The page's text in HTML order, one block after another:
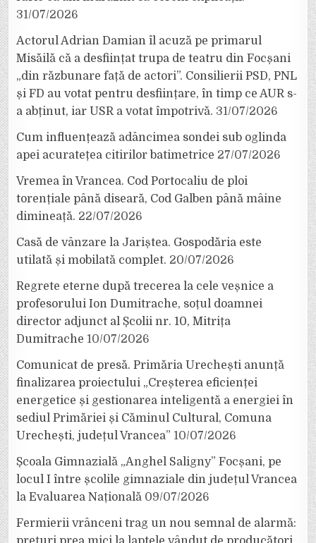
31/07/2026
Actorul Adrian Damian îl acuză pe primarul
Misăilă că a desființat trupa de teatru din Focșani
„din răzbunare față de actori”. Consilierii PSD, PNL
și FD au votat pentru desființare, în timp ce AUR s-
a abținut, iar USR a votat împotrivă. 31/07/2026
Cum influențează adâncimea sondei sub oglinda
apei acuratețea citirilor batimetrice 27/07/2026
Vremea în Vrancea. Cod Portocaliu de ploi
torențiale până diseară, Cod Galben până mâine
dimineață. 22/07/2026
Casă de vânzare la Jariștea. Gospodăria este
utilată și mobilată complet. 20/07/2026
Regrete eterne după trecerea la cele veșnice a
profesorului Ion Dumitrache, soțul doamnei
director adjunct al Școlii nr. 10, Mitrița
Dumitrache 10/07/2026
Comunicat de presă. Primăria Urechești anunță
finalizarea proiectului „Creșterea eficienței
energetice și gestionarea inteligentă a energiei în
sediul Primăriei și Căminul Cultural, Comuna
Urechești, județul Vrancea” 10/07/2026
Școala Gimnazială „Anghel Saligny” Focșani, pe
locul I între școlile gimnaziale din județul Vrancea
la Evaluarea Națională 09/07/2026
Fermierii vrânceni trag un nou semnal de alarmă: